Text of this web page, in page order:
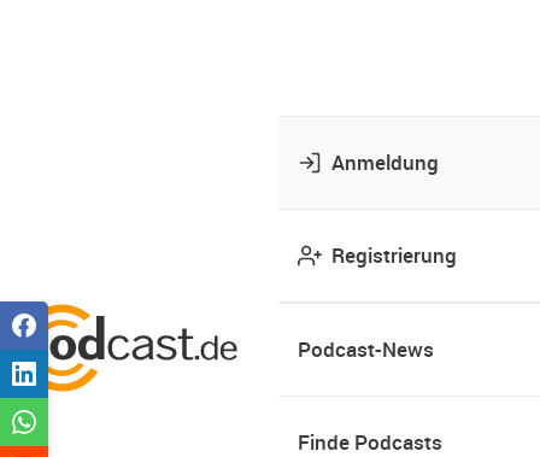
Anmeldung
Registrierung
Podcast-News
Finde Podcasts